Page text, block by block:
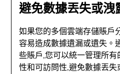
避免數據丟失或洩
如果您的多個雲端存儲賬戶
容易造成數據遺漏或遺失。
些賬戶,您可以統一管理所
性和可訪問性,避免數據丟失